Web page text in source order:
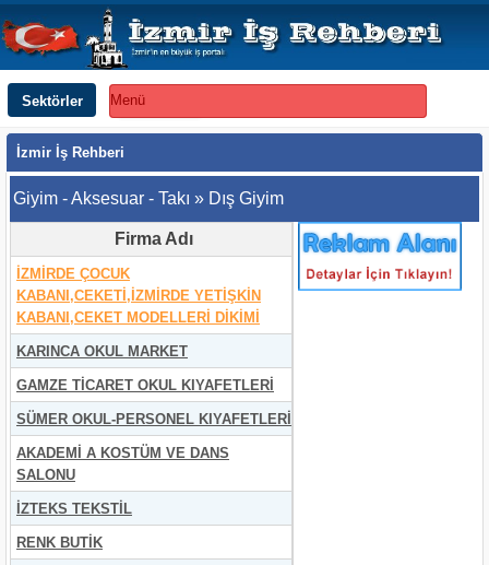
Sektörler Menü
İzmir İş Rehberi
Giyim - Aksesuar - Takı » Dış Giyim
Firma Adı
İZMİRDE ÇOCUK
KABANI,CEKETİ,İZMİRDE YETİŞKİN
KABANI,CEKET MODELLERİ DİKİMİ
KARINCA OKUL MARKET
GAMZE TİCARET OKUL KIYAFETLERİ
SÜMER OKUL-PERSONEL KIYAFETLERİ
AKADEMİ A KOSTÜM VE DANS
SALONU
İZTEKS TEKSTİL
RENK BUTİK